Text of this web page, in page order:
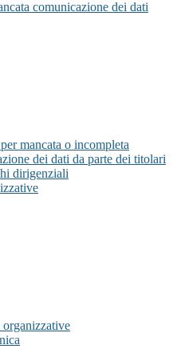
comunicazione dei dati
mancata o incompleta
dei dati da parte dei titolari
dirigenziali